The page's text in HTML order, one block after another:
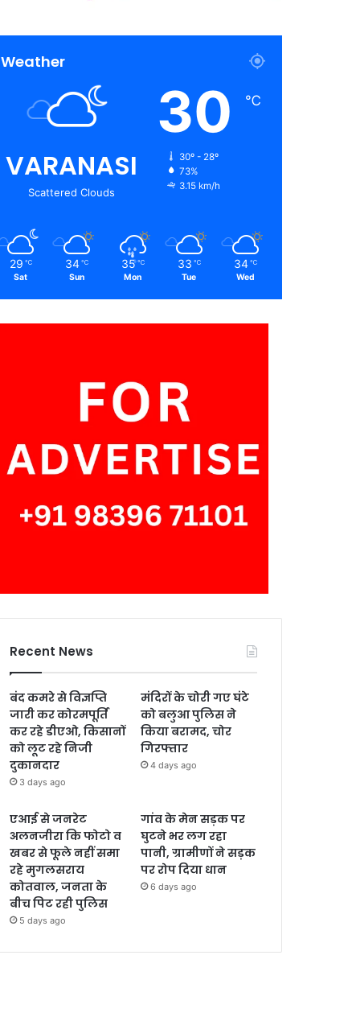
Weather
VARANASI
Scattered Clouds
30 ℃
30º - 28º
73%
3.15 km/h
29 ℃
Sat
34 ℃
Sun
35 ℃
Mon
33 ℃
Tue
34 ℃
Wed
Recent News
बंद कमरे से विज्ञप्ति
जारी कर कोरमपूर्ति
कर रहे डीएओ, किसानों
को लूट रहे निजी
दुकानदार
3 days ago
मंदिरों के चोरी गए घंटे
को बलुआ पुलिस ने
किया बरामद, चोर
गिरफ्तार
4 days ago
एआई से जनरेट
अलनजीरा कि फोटो व
खबर से फूले नहीं समा
रहे मुगलसराय
कोतवाल, जनता के
बीच पिट रही पुलिस
5 days ago
गांव के मेन सड़क पर
घुटने भर लग रहा
पानी, ग्रामीणों ने सड़क
पर रोप दिया धान
6 days ago